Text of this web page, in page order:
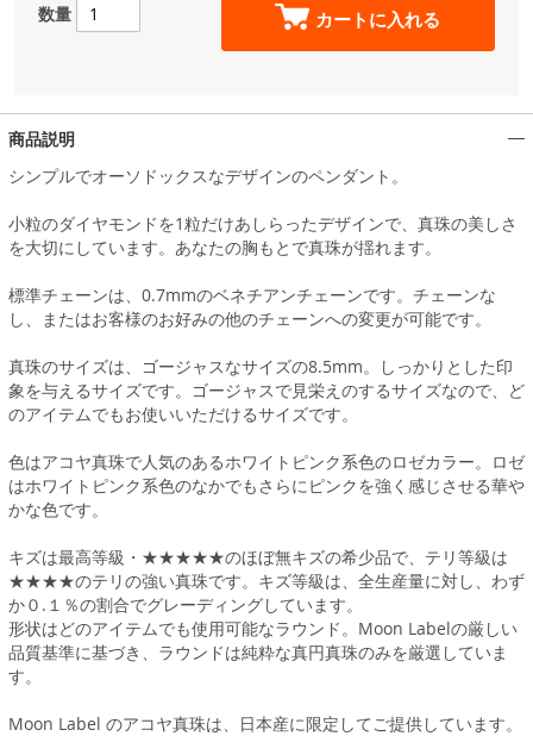
数量 カートに入れる
商品説明
シンプルでオーソドックスなデザインのペンダント。
小粒のダイヤモンドを1粒だけあしらったデザインで、真珠の美しさ
を大切にしています。あなたの胸もとで真珠が揺れます。
標準チェーンは、0.7mmのベネチアンチェーンです。チェーンな
し、またはお客様のお好みの他のチェーンへの変更が可能です。
真珠のサイズは、ゴージャスなサイズの8.5mm。しっかりとした印
象を与えるサイズです。ゴージャスで見栄えのするサイズなので、ど
のアイテムでもお使いいただけるサイズです。
色はアコヤ真珠で人気のあるホワイトピンク系色のロゼカラー。ロゼ
はホワイトピンク系色のなかでもさらにピンクを強く感じさせる華や
かな色です。
キズは最高等級・★★★★★のほぼ無キズの希少品で、テリ等級は
★★★★のテリの強い真珠です。キズ等級は、全生産量に対し、わず
か０.１％の割合でグレーディングしています。
形状はどのアイテムでも使用可能なラウンド。Moon Labelの厳しい
品質基準に基づき、ラウンドは純粋な真円真珠のみを厳選していま
す。
Moon Label のアコヤ真珠は、日本産に限定してご提供しています。